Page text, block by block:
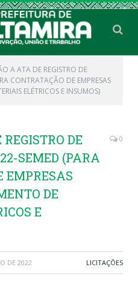
A ATA DE REGISTRO DE
CONTRATAÇÃO DE EMPRESAS
ELÉTRICOS E INSUMOS)
DE
SEMED (PARA
EMPRESAS
DE
E
0
DE 2022 LICITAÇÕES